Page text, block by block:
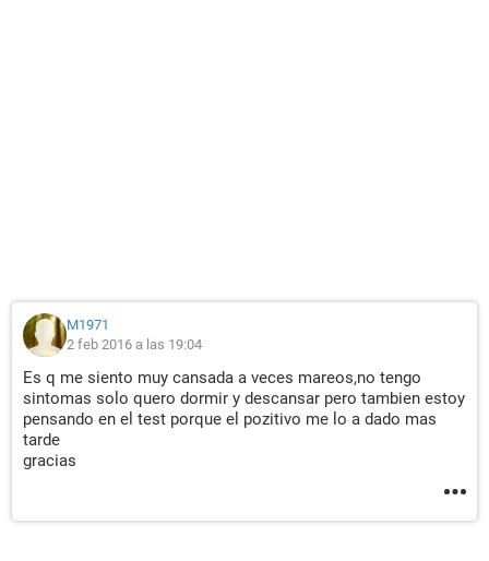
M1971
2 feb 2016 a las 19:04
Es q me siento muy cansada a veces mareos,no tengo
sintomas solo quero dormir y descansar pero tambien estoy
pensando en el test porque el pozitivo me lo a dado mas
tarde
gracias